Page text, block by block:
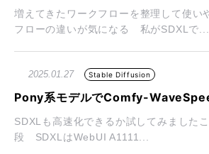
増えてきたワークフローを整理して使い
フローの違いが気になる 私がSDXLで...
2025.01.27 Stable Diffusion
Pony系モデルでComfy-
SDXLも高速化できるか試してみました
段 SDXLはWebUI A1111...